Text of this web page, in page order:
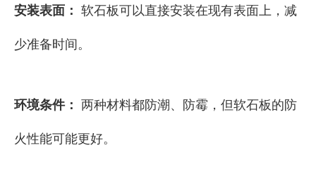
安装表面： 软石板可以直接安装在现有表面上，减
少准备时间。
环境条件： 两种材料都防潮、防霉，但软石板的防
火性能可能更好。